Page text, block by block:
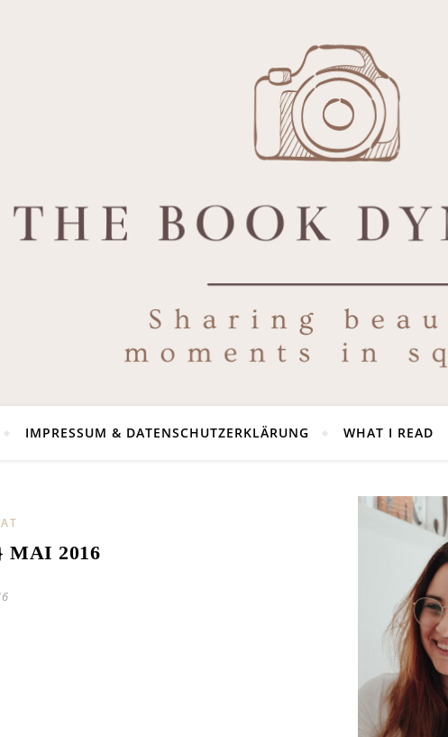
IMPRESSUM & DATENSCHUTZERKLÄRUNG WHAT I READ
MAI 2016